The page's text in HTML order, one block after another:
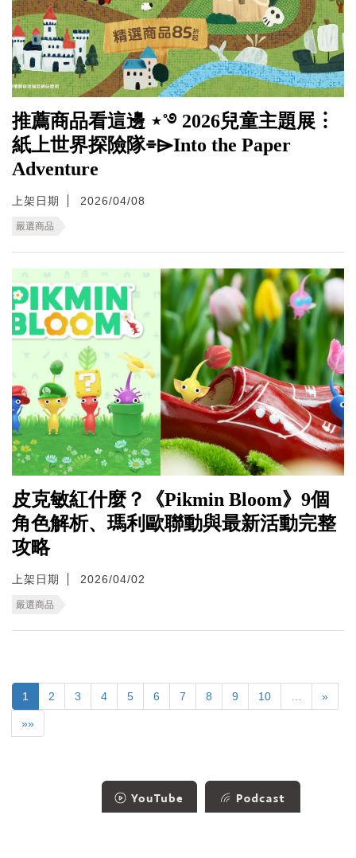
推薦商品看這邊 ⋆˚࿔ 2026兒童主題展︙
紙上世界探險隊⌯⌲Into the Paper
Adventure
上架日期 2026/04/08
嚴選商品
皮克敏紅什麼？《Pikmin Bloom》9個
角色解析、瑪利歐聯動與最新活動完整
攻略
上架日期 2026/04/02
嚴選商品
1 2 3 4 5 6 7 8 9 10 »
»»